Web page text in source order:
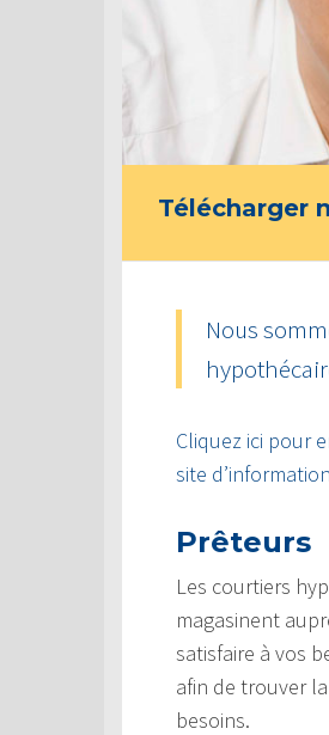
Télécharger
Nous
Cliquez ici pour
site
Prêteurs
Les courtiers
magasinent
satisfaire à vos
afin de trouver
besoins.